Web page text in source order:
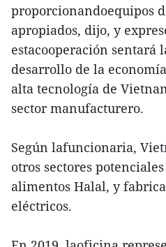
proporcionandoequipos
apropiados, dijo, y
estacooperación sentará
desarrollo de la
alta tecnología de
sector manufacturero.
Según lafuncionaria,
otros sectores
alimentos Halal, y
eléctricos.